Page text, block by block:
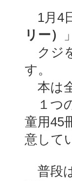
1月4
リー）
クジ
す。
本は
１つ
童用45
意して
普段